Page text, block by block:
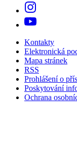
Kontakty
Elektronická
Mapa stránek
RSS
Prohlášení o
Poskytování
Ochrana